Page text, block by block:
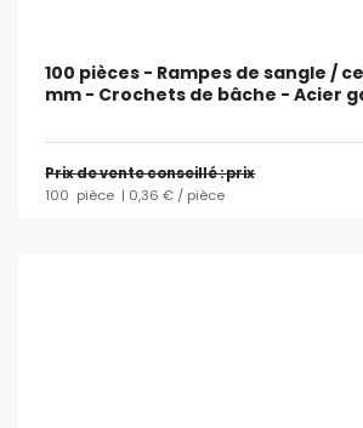
100 pièces - Rampes de sangle /
mm - Crochets de bâche - Acier
Prix ​​de vente conseillé : prix
100 pièce | 0,36 € / pièce